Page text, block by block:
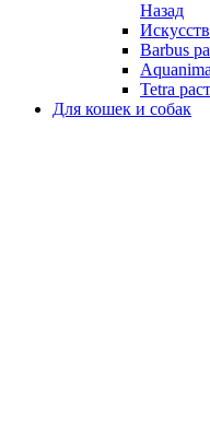
Назад
Barbus
Tetra
Для кошек и собак